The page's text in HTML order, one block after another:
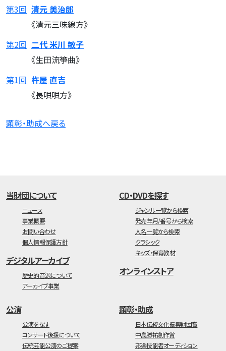
第3回 清元 美治郎
《清元三味線方》
第2回 二代 米川 敏子
《生田流箏曲》
第1回 杵屋 直吉
《長唄唄方》
顕彰・助成へ戻る
当財団について
ニュース
事業概要
お問い合わせ
個人情報保護方針
デジタルアーカイブ
歴史的音源について
アーカイブ事業
CD・DVDを探す
ジャンル一覧から検索
発売年月/番号から検索
人名一覧から検索
クラシック
キッズ・保育教材
オンラインストア
公演
公演を探す
コンサート後援について
伝統芸能公演のご提案
顕彰・助成
日本伝統文化振興財団賞
中島勝祐創作賞
邦楽技能者オーディション